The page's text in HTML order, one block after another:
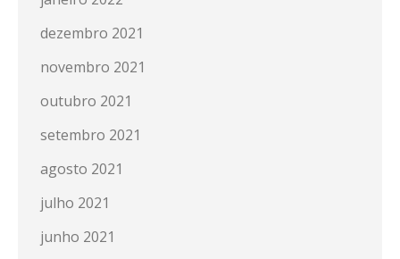
dezembro 2021
novembro 2021
outubro 2021
setembro 2021
agosto 2021
julho 2021
junho 2021